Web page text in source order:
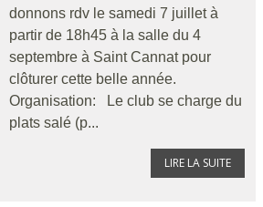
donnons rdv le samedi 7 juillet à
partir de 18h45 à la salle du 4
septembre à Saint Cannat pour
clôturer cette belle année.
Organisation: Le club se charge du
plats salé (p...
LIRE LA SUITE